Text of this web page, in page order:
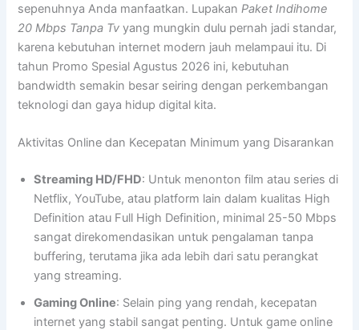
sepenuhnya Anda manfaatkan. LupakanPaket Indihome
20 Mbps Tanpa Tv yang mungkin dulu pernah jadi standar,
karena kebutuhan internet modern jauh melampaui itu. Di
tahun Promo Spesial Agustus 2026 ini, kebutuhan
bandwidth semakin besar seiring dengan perkembangan
teknologi dan gaya hidup digital kita.
Aktivitas Online dan Kecepatan Minimum yang Disarankan
Streaming HD/FHD: Untuk menonton film atau series di
Netflix, YouTube, atau platform lain dalam kualitas High
Definition atau Full High Definition, minimal 25-50 Mbps
sangat direkomendasikan untuk pengalaman tanpa
buffering, terutama jika ada lebih dari satu perangkat
yang streaming.
Gaming Online: Selain ping yang rendah, kecepatan
internet yang stabil sangat penting. Untuk game online